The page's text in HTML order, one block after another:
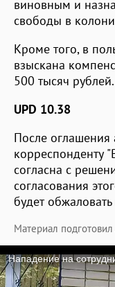
виновным и
свободы в
Кроме того, в
взыскана
500 тысяч рублей.
UPD 10.38
После
корреспонденту
согласна с
согласования
будет
Материал подготовил